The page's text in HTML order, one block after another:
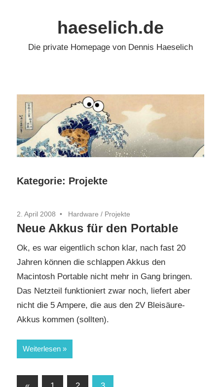
haeselich.de
Die private Homepage von Dennis Haeselich
Kategorie: Projekte
2. April 2008 Hardware / Projekte
Neue Akkus für den Portable
Ok, es war eigentlich schon klar, nach fast 20
Jahren können die schlappen Akkus den
Macintosh Portable nicht mehr in Gang bringen.
Das Netzteil funktioniert zwar noch, liefert aber
nicht die 5 Ampere, die aus den 2V Bleisäure-
Akkus kommen (sollten).
Weiterlesen
Vorherige